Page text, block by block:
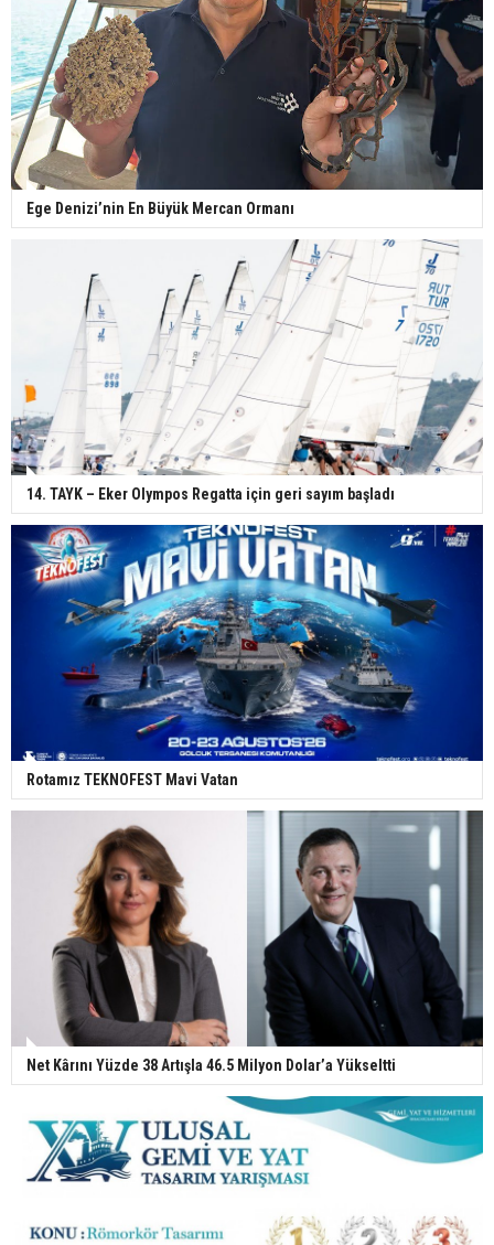
Ege Denizi’nin En Büyük Mercan Ormanı
14. TAYK – Eker Olympos Regatta için geri sayım başladı
Rotamız TEKNOFEST Mavi Vatan
Net Kârını Yüzde 38 Artışla 46.5 Milyon Dolar’a Yükseltti